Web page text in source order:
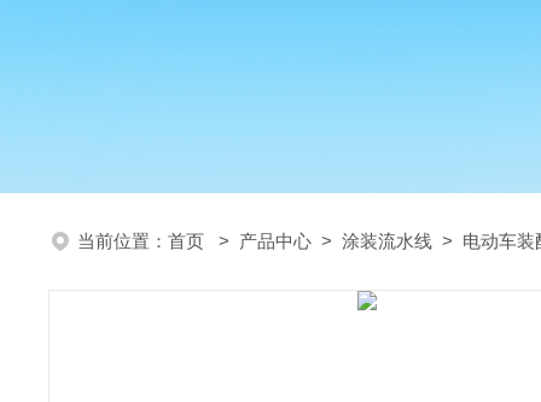
当前位置： 首页 > 产品中心 > 涂装流水线 > 电动车装